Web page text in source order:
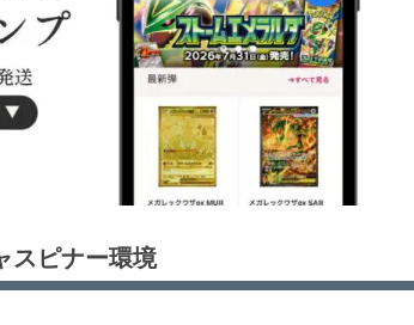
スピナー環境